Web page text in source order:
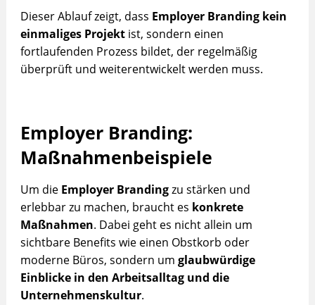
Dieser Ablauf zeigt, dass Employer Branding kein
einmaliges Projektist, sondern einen
fortlaufenden Prozess bildet, der regelmäßig
überprüft und weiterentwickelt werden muss.
Employer Branding:
Maßnahmenbeispiele
Um die Employer Brandingzu stärken und
erlebbar zu machen, braucht es konkrete
Maßnahmen. Dabei geht es nicht allein um
sichtbare Benefits wie einen Obstkorb oder
moderne Büros, sondern um glaubwürdige
Einblicke in den Arbeitsalltag und die
Unternehmenskultur.